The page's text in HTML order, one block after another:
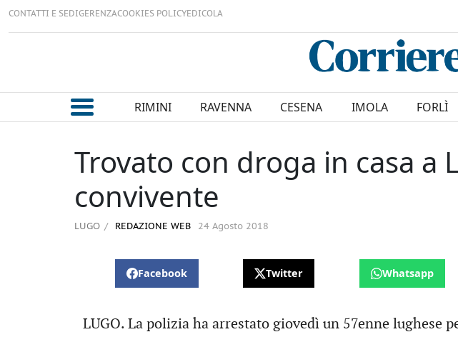
CONTATTI E SEDIGERENZACOOKIES POLICYEDICOLA
RIMINI RAVENNA CESENA IMOLA FORLÌ
Trovato con droga in casa
convivente
LUGO REDAZIONE WEB 24 Agosto 2018
Facebook Twitter Whatsapp
LUGO. La polizia ha arrestato giovedì un 57enne lughese